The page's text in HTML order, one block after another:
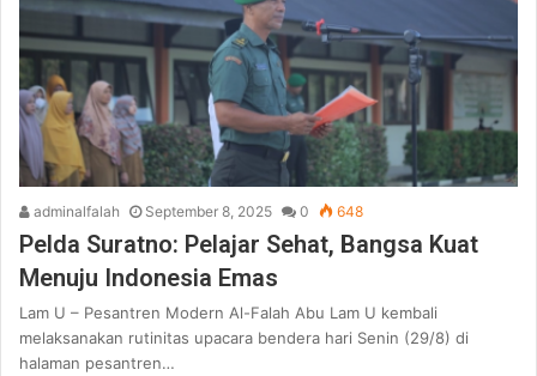
adminalfalah September 8, 2025 0 648
Pelda Suratno: Pelajar Sehat, Bangsa Kuat
Menuju Indonesia Emas
Lam U – Pesantren Modern Al-Falah Abu Lam U kembali
melaksanakan rutinitas upacara bendera hari Senin (29/8) di
halaman pesantren…